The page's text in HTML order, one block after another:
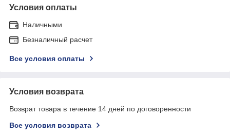
Условия оплаты
Наличными
Безналичный расчет
Все условия оплаты
Условия возврата
Возврат товара в течение 14 дней по договоренности
Все условия возврата